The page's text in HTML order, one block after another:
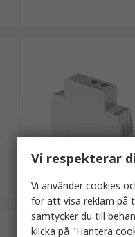
Vi respekterar
Vi använder cookies
för att visa reklam på
samtycker du till
klicka på "Hantera